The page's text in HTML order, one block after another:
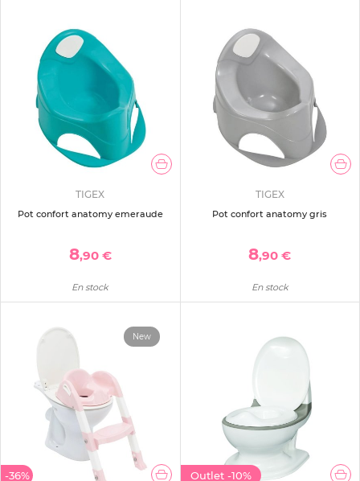
TIGEX
Pot confort anatomy emeraude
8,90 €
En stock
TIGEX
Pot confort anatomy gris
8,90 €
En stock
-36%
New
Outlet -10%